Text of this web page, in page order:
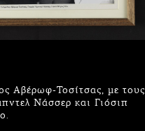
Αβέρωφ-Τοσίτσας, με τους
Νάσσερ και Γιόσιπ